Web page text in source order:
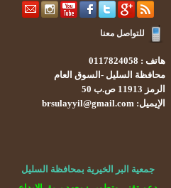
للتواصل معنا
هاتف : 0117824058
محافظة السليل -السوق العام
الرمز 11913 ص.ب 50
الإيميل: brsulayyil@gmail.com
جمعية البر الخيرية بمحافظة السليل